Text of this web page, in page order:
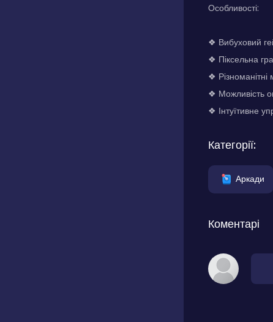
Особливості:
❖ Вибуховий
❖ Піксельна
❖ Різноманітні
❖ Можливість
❖ Інтуїтивне
Категорії:
Аркади
Коментарі